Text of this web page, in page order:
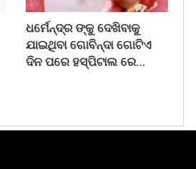
ଧର୍ମେନ୍ଦ୍ର ଙ୍କୁ ଦେଖିବାକୁ
ଯାଇଥିବା ଗୋବିନ୍ଦା ଗୋଟିଏ
ଦିନ ପରେ ହସ୍ପିଟାଲ ରେ…